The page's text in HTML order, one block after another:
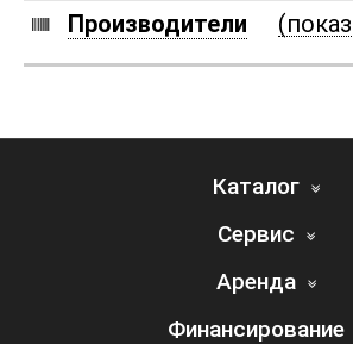
Производители
Каталог
Сервис
Аренда
Финансирование